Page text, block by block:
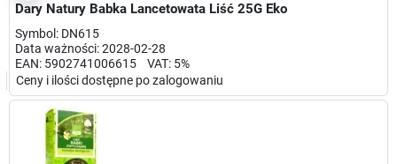
Dary Natury Babka Lancetowata Liść 25G Eko
Symbol: DN615
Data ważności: 2028-02-28
EAN: 5902741006615 VAT: 5%
Ceny i ilości dostępne po zalogowaniu